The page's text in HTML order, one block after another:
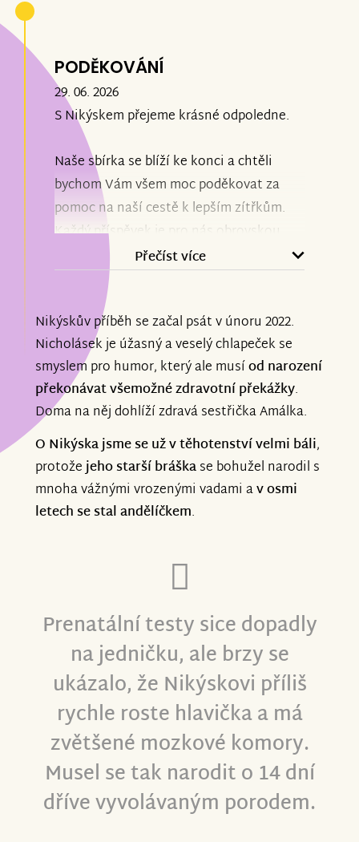
PODĚKOVÁNÍ
29. 06. 2026
S Nikýskem přejeme krásné odpoledne.
Naše sbírka se blíží ke konci a chtěli
bychom Vám všem moc poděkovat za
pomoc na naší cestě k lepším zítřkům.
Každý příspěvek je pro nás obrovskou
podporou a důkazem, že na to nejsme
sami. Vaší pomoci si nesmírně vážíme.
Aktuálně může Nikýsek úspěšně
pokračovat v intenzivních
neurorehabilitacích a máme za sebou
cestu do Vídně, kde se podařilo zaměření
ortézek a bude následovat vyzvednutí a
upravování a další procesy.
Děkujeme, že jste součástí naší cesty.
Přečíst více
Nikýskův příběh se začal psát v únoru 2022.
Nicholásek je úžasný a veselý chlapeček se
smyslem pro humor, který ale musíod narození
překonávat všemožné zdravotní překážky.
Doma na něj dohlíží zdravá sestřička Amálka.
O Nikýska jsme se už v těhotenství velmi báli,
protožejeho starší bráškase bohužel narodil s
mnoha vážnými vrozenými vadami av osmi
letech se stal andělíčkem.
Prenatální testy sice dopadly
na jedničku, ale brzy se
ukázalo, že Nikýskovi příliš
rychle roste hlavička a má
zvětšené mozkové komory.
Musel se tak narodit o 14 dní
dříve vyvolávaným porodem.